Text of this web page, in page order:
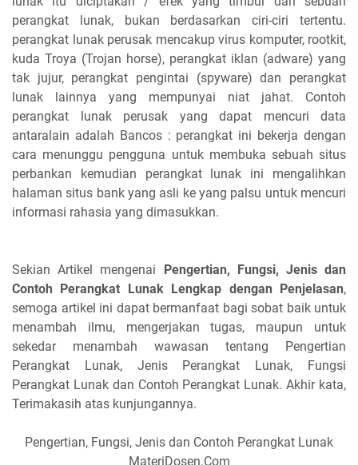
perangkat lunak, bukan berdasarkan ciri-ciri tertentu.
perangkat lunak perusak mencakup virus komputer, rootkit,
kuda Troya (Trojan horse), perangkat iklan (adware) yang
tak jujur, perangkat pengintai (spyware) dan perangkat
lunak lainnya yang mempunyai niat jahat. Contoh
perangkat lunak perusak yang dapat mencuri data
antaralain adalah Bancos : perangkat ini bekerja dengan
cara menunggu pengguna untuk membuka sebuah situs
perbankan kemudian perangkat lunak ini mengalihkan
halaman situs bank yang asli ke yang palsu untuk mencuri
informasi rahasia yang dimasukkan.
Sekian Artikel mengenai Pengertian, Fungsi, Jenis dan
Contoh Perangkat Lunak Lengkap dengan Penjelasan,
semoga artikel ini dapat bermanfaat bagi sobat baik untuk
menambah ilmu, mengerjakan tugas, maupun untuk
sekedar menambah wawasan tentang Pengertian
Perangkat Lunak, Jenis Perangkat Lunak, Fungsi
Perangkat Lunak dan Contoh Perangkat Lunak. Akhir kata,
Terimakasih atas kunjungannya.
Pengertian, Fungsi, Jenis dan Contoh Perangkat Lunak
MateriDosen.Com